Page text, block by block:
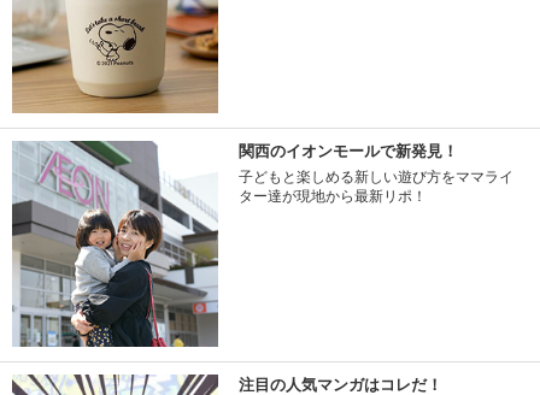
関西のイオンモールで新発見！
子どもと楽しめる新しい遊び方をママライ
ター達が現地から最新リポ！
注目の人気マンガはコレだ！